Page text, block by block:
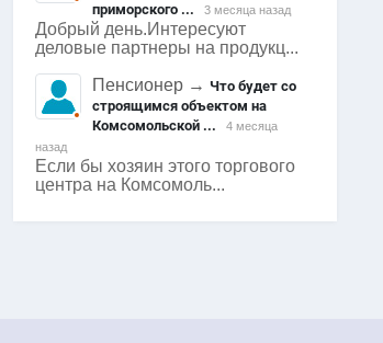
приморского ...
3 месяца назад
Добрый день.Интересуют
деловые партнеры на продукц...
Пенсионер →Что будет со
строящимся объектом на
Комсомольской ...
4 месяца
назад
Если бы хозяин этого торгового
центра на Комсомоль...